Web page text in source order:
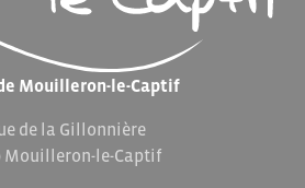
Mouilleron-le-Captif
de la Gillonnière
Mouilleron-le-Captif